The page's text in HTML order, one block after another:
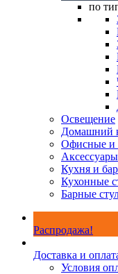
по
Освещение
Домашний
Офисные и
Аксессуары
Кухня и бар
Кухонные
Барные
Распродажа!
Доставка и
Условия